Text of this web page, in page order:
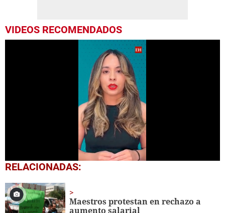
VIDEOS RECOMENDADOS
0
seconds
50
seconds
RELACIONADAS:
Maestros protestan en rechazo a
aumento salarial